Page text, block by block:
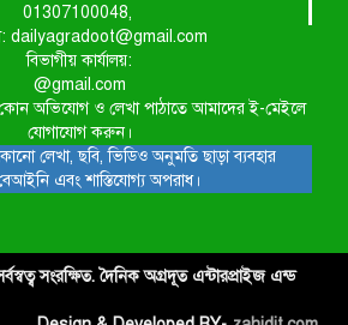
01307100048,
dailyagradoot@gmail.com
বিভাগীয় কার্যালয়:
@gmail.com
কোন অভিযোগ ও লেখা পাঠাতে আমাদের ই-মেইলে
যোগাযোগ করুন।
লেখা, ছবি, ভিডিও অনুমতি ছাড়া ব্যবহার
এবং শাস্তিযোগ্য অপরাধ।
সংরক্ষিত. দৈনিক অগ্রদূত এন্টারপ্রাইজ এন্ড